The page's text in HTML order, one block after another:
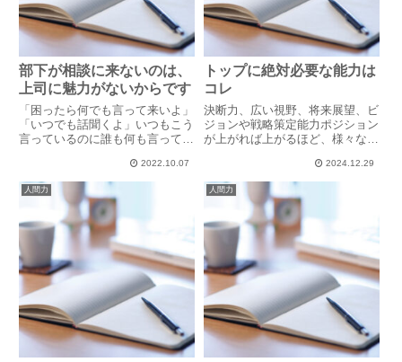
部下が相談に来ないのは、
上司に魅力がないからです
「困ったら何でも言って来いよ」
「いつでも話聞くよ」いつもこう
言っているのに誰も何も言ってこ
て困っていない」と思うのは大間
違いです。ましてや、「言ってこ
ない方が悪い」と思うならマネー
ジャ―失格です。「相談しろ」
「...
2022.10.07
トップに絶対必要な能力は
コレ
決断力、広い視野、将来展望、ビ
ジョンや戦略策定能力ポジション
が上がれば上がるほど、様々な能
レを欠いては絶対にダメ」という
能力があります。「次は誰がふさ
わしいですか？」と顧問先経営者
様から問われた時、私は必ず、
こ...
2024.12.29
人間力 人間力